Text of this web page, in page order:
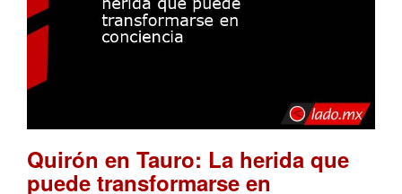
Quirón en Tauro: La herida que
puede transformarse en